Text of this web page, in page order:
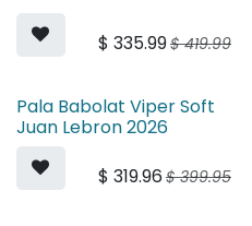
$ 335.99$419.99
Pala Babolat Viper Soft
Juan Lebron 2026
$ 319.96 $399.95